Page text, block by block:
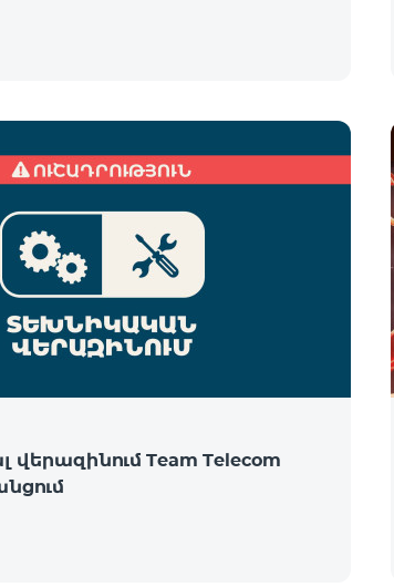
Team Telecom